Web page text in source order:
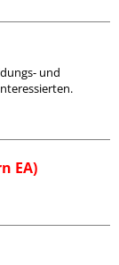
und
EA)